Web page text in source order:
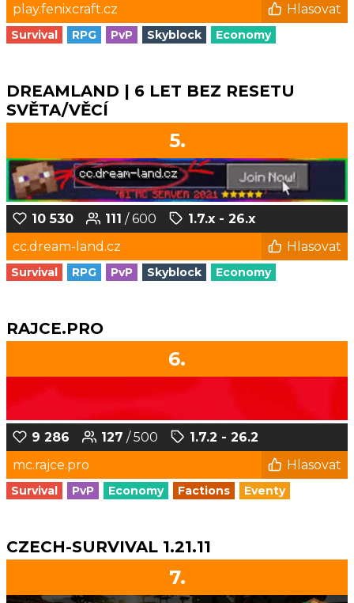
play.fenixcraft.cz
Hlasovat
Survival RPG PvP Skyblock Economy
DREAMLAND | 6 LET BEZ RESETU
SVĚTA/VĚCÍ
5.
10 530 111 / 600
1.7.x - 26.x
cc.dream-land.cz
Hlasovat
Survival RPG PvP Skyblock Economy
RAJCE.PRO
6.
9 286 127 / 500
1.7.2 - 26.2
mc.rajce.pro
Hlasovat
Survival PvP Economy Factions Eventy
CZECH-SURVIVAL 1.21.11
7.